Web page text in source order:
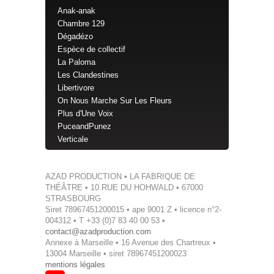
Anak-anak
Chambre 129
Dégadézo
Espèce de collectif
La Paloma
Les Clandestines
Libertivore
On Nous Marche Sur Les Fleurs
Plus d'Une Voix
PuceandPunez
Verticale
AZAD PRODUCTION • LA FABRIQUE DE
THÉÂTRE • 10 RUE DU HOHWALD • 67000
STRASBOURG
Siret 78967451200015 • ape 9001 Z • licence n°2-
004312 • T +33 (0)7 83 40 00 53 •
contact@azadproduction.com
Annexe à Marseille • 16 Avenue des Chartreux •
13004 Marseille • siret 78967451200023
mentions légales